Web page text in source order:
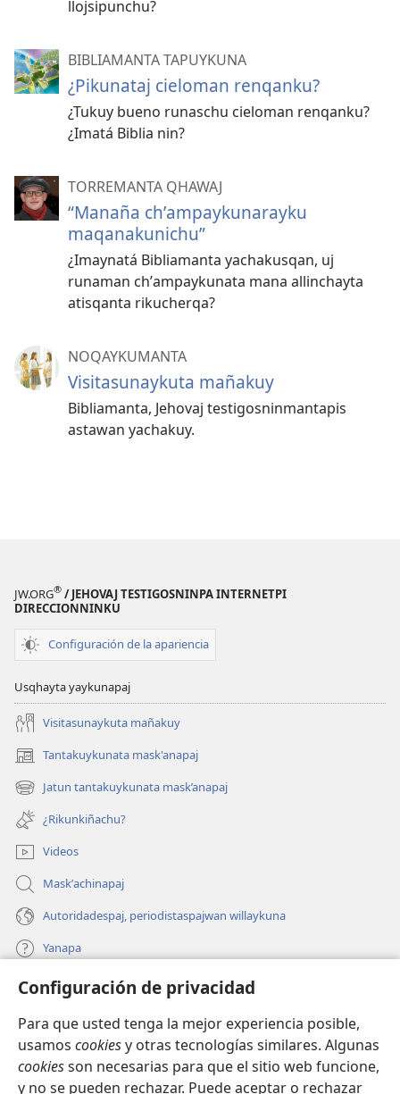
Configuración de privacidad
Para que usted tenga la mejor experiencia posible,
usamos cookiesy otras tecnologías similares. Algunas
cookiesson necesarias para que el sitio web funcione,
y no se pueden rechazar. Puede aceptar o rechazar
llojsipunchu?
BIBLIAMANTA TAPUYKUNA
¿Pikunataj cieloman renqanku?
¿Tukuy bueno runaschu cieloman renqanku?
¿Imatá Biblia nin?
TORREMANTA QHAWAJ
“Manaña chʼampaykunarayku
maqanakunichu”
¿Imaynatá Bibliamanta yachakusqan, uj
runaman chʼampaykunata mana allinchayta
atisqanta rikucherqa?
NOQAYKUMANTA
Visitasunaykuta mañakuy
Bibliamanta, Jehovaj testigosninmantapis
astawan yachakuy.
JW.ORG® / JEHOVAJ TESTIGOSNINPA INTERNETPI
DIRECCIONNINKU
Configuración de la apariencia
Usqhayta yaykunapaj
Visitasunaykuta mañakuy
Tantakuykunata mask'anapaj
(opens
new
window)
Jatun tantakuykunata mask’anapaj
(opens
new
window)
¿Rikunkiñachu?
Videos
Maskʼachinapaj
Autoridadespaj, periodistaspajwan willaykuna
Yanapa
Donaciones
new
window)INTERNETPI BIBLIOTECA Watchtower™
(opens
new
window)JW Hub